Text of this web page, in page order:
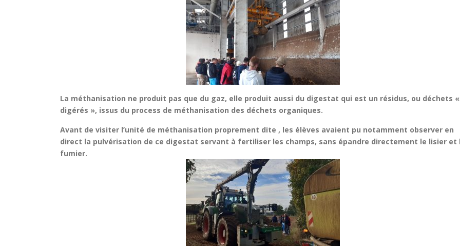
La méthanisation ne produit pas que du gaz, elle produit aussi du digestat qui est un résidus, ou déchets «
digérés », issus du process de méthanisation des déchets organiques.
Avant de visiter l’unité de méthanisation proprement dite , les élèves avaient pu notamment observer en
direct la pulvérisation de ce digestat servant à fertiliser les champs, sans épandre directement le lisier et
fumier.